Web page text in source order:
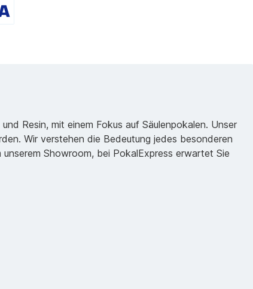
Resin, mit einem Fokus auf Säulenpokalen. Unser
Wir verstehen die Bedeutung jedes besonderen
Showroom, bei PokalExpress erwartet Sie